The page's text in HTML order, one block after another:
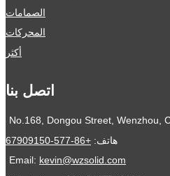
الصمامات
المحركات
أكثر
اتصل بنا
No.168, Dongou Street, Wenzhou,
هاتف: +86-577-67909150
Email: kevin@wzsolid.com